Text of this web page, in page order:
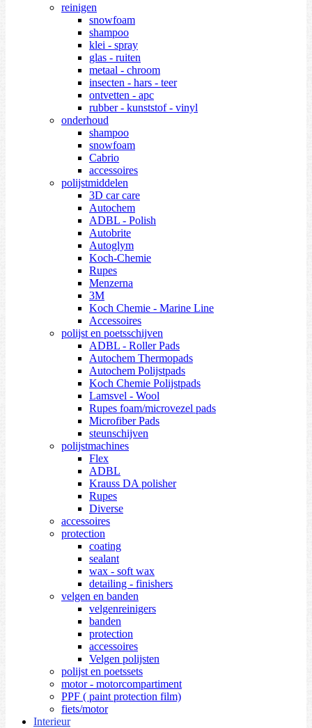
reinigen
snowfoam
shampoo
klei - spray
glas - ruiten
metaal - chroom
insecten - hars - teer
ontvetten - apc
rubber - kunststof - vinyl
onderhoud
shampoo
snowfoam
Cabrio
accessoires
polijstmiddelen
3D car care
Autochem
ADBL - Polish
Autobrite
Autoglym
Koch-Chemie
Rupes
Menzerna
3M
Koch Chemie - Marine Line
Accessoires
polijst en poetsschijven
ADBL - Roller Pads
Autochem Thermopads
Autochem Polijstpads
Koch Chemie Polijstpads
Lamsvel - Wool
Rupes foam/microvezel pads
Microfiber Pads
steunschijven
polijstmachines
Flex
ADBL
Krauss DA polisher
Rupes
Diverse
accessoires
protection
coating
sealant
wax - soft wax
detailing - finishers
velgen en banden
velgenreinigers
banden
protection
accessoires
Velgen polijsten
polijst en poetssets
motor - motorcompartiment
PPF ( paint protection film)
fiets/motor
Interieur